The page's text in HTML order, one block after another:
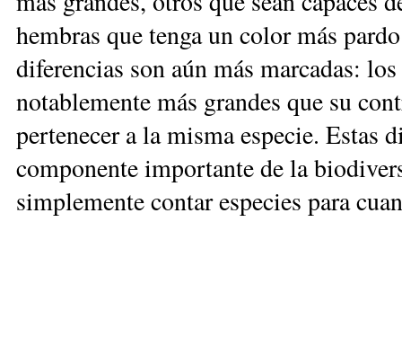
hembras que tenga un color más
diferencias son aún más marcadas:
notablemente más grandes que su
pertenecer a la misma especie. Estas
componente importante de la
simplemente contar especies para